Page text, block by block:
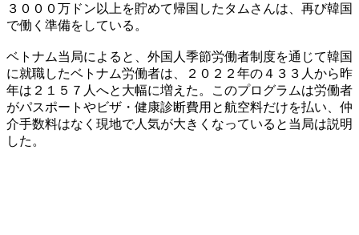
３０００万ドン以上を貯めて帰国したタムさんは、再び韓国
で働く準備をしている。
ベトナム当局によると、外国人季節労働者制度を通じて韓国
に就職したベトナム労働者は、２０２２年の４３３人から昨
年は２１５７人へと大幅に増えた。このプログラムは労働者
がパスポートやビザ・健康診断費用と航空料だけを払い、仲
介手数料はなく現地で人気が大きくなっていると当局は説明
した。